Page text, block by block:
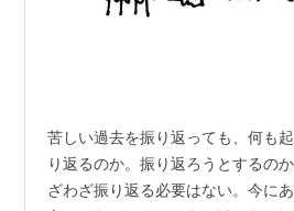
苦しい過去を振り返っても、何も
り返るのか。振り返ろうとするの
ざわざ振り返る必要はない。今に